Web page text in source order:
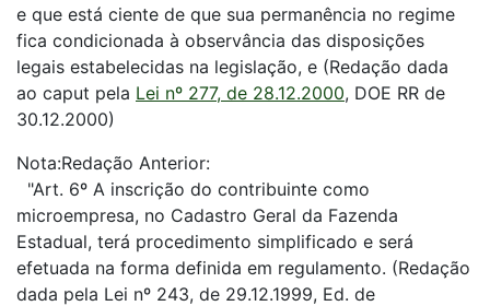
e que está ciente de que sua permanência no regime
fica condicionada à observância das disposições
legais estabelecidas na legislação, e (Redação dada
ao caput pela Lei nº 277, de 28.12.2000, DOE RR de
30.12.2000)
Nota:Redação Anterior:
"Art. 6º A inscrição do contribuinte como
microempresa, no Cadastro Geral da Fazenda
Estadual, terá procedimento simplificado e será
efetuada na forma definida em regulamento. (Redação
dada pela Lei nº 243, de 29.12.1999, Ed. de